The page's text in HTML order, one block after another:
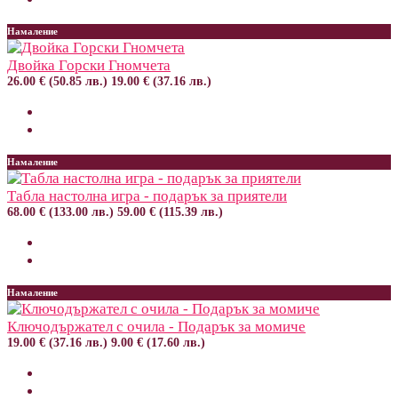
Намаление
Двойка Горски Гномчета
26.00 € (50.85 лв.) 19.00 € (37.16 лв.)
Намаление
Табла настолна игра - подарък за приятели
68.00 € (133.00 лв.) 59.00 € (115.39 лв.)
Намаление
Ключодържател с очила - Подарък за момиче
19.00 € (37.16 лв.) 9.00 € (17.60 лв.)